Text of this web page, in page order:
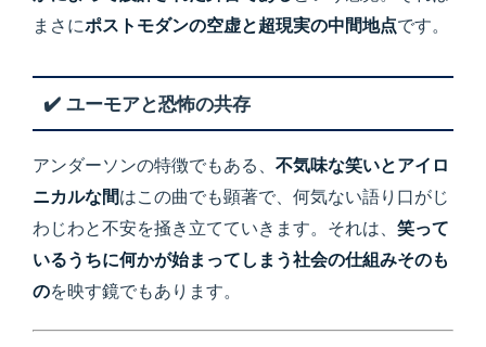
まさにポストモダンの空虚と超現実の中間地点です。
✔️ ユーモアと恐怖の共存
アンダーソンの特徴でもある、 不気味な笑いとアイロ
ニカルな間はこの曲でも顕著で、何気ない語り口がじ
わじわと不安を掻き立てていきます。それは、 笑って
いるうちに何かが始まってしまう社会の仕組みそのも
のを映す鏡でもあります。